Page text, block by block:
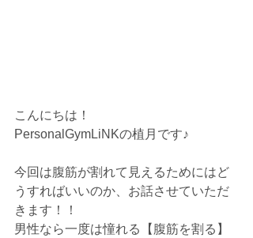
こんにちは！
PersonalGymLiNKの植月です♪
今回は腹筋が割れて見えるためにはど
うすればいいのか、お話させていただ
きます！！
男性なら一度は憧れる【腹筋を割る】